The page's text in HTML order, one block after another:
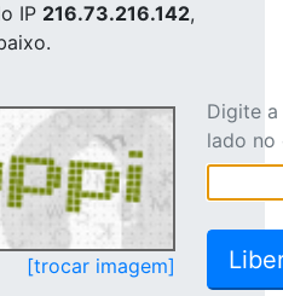
IP 216.73.216.142,
[trocar imagem]
Digite
lado no